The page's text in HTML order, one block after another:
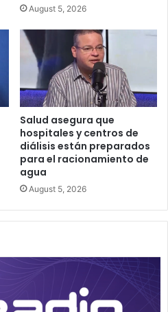
August 5, 2026
Salud asegura que
hospitales y centros de
diálisis están preparados
para el racionamiento de
agua
August 5, 2026